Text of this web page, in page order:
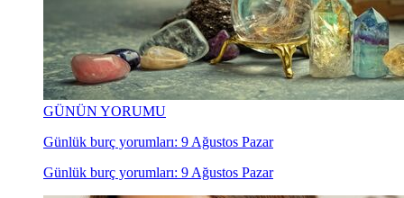
GÜNÜN YORUMU
Günlük burç yorumları: 9 Ağustos Pazar
Günlük burç yorumları: 9 Ağustos Pazar